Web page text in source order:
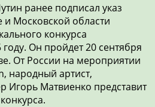
ранее подписал указ
Московской области
конкурса
Он пройдет 20 сентября
От России на мероприятии
народный артист,
Игорь Матвиенко представит